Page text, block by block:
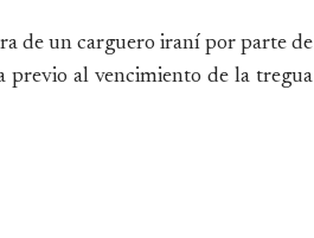
de un carguero iraní por parte de
previo al vencimiento de la tregua